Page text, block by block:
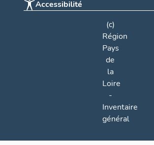
Accessibilité
(c)
Région
Pays
de
la
Loire
-
Inventaire
général